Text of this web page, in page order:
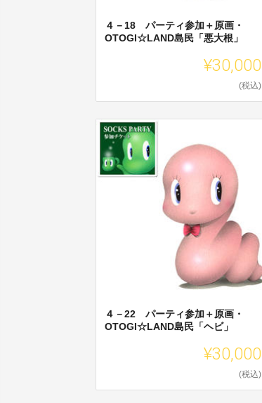
４－18 パーティ参加＋原画・
OTOGI☆LAND島民「悪大根」
¥30,000
(税込)
４－22 パーティ参加＋原画・
OTOGI☆LAND島民「ヘビ」
¥30,000
(税込)